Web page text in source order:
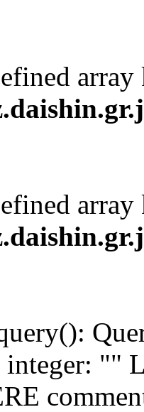
integer: ""